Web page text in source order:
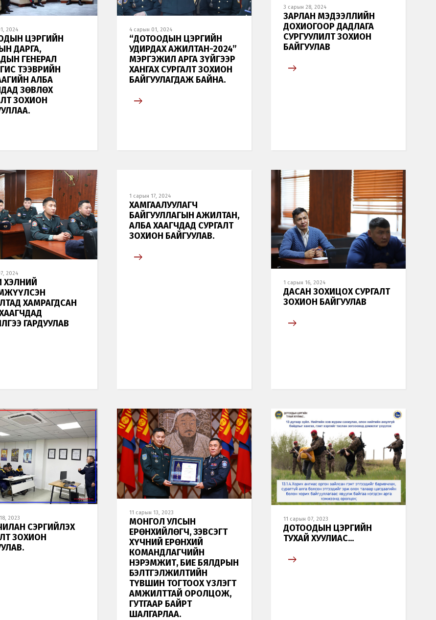
2024
ЦЭРГИЙН
ДАРГА,
ГЕНЕРАЛ
ТЭЭВРИЙН
АЛБА
ЗӨВЛӨХ
ЗОХИОН
4 сарын 01, 2024
“ДОТООДЫН ЦЭРГИЙН
УДИРДАХ АЖИЛТАН-2024”
МЭРГЭЖИЛ АРГА ЗҮЙГЭЭР
ХАНГАХ СУРГАЛТ ЗОХИОН
БАЙГУУЛАГДАЖ БАЙНА.
3 сарын 28, 2024
ЗАРЛАН МЭДЭЭЛЛИЙН
ДОХИОГООР ДАДЛАГА
СУРГУУЛИЛТ ЗОХИОН
БАЙГУУЛАВ
2024
ХЭЛНИЙ
ХАМРАГДСАН
ГАРДУУЛАВ
1 сарын 17, 2024
ХАМГААЛУУЛАГЧ
БАЙГУУЛЛАГЫН АЖИЛТАН,
АЛБА ХААГЧДАД СУРГАЛТ
ЗОХИОН БАЙГУУЛАВ.
1 сарын 16, 2024
ДАСАН ЗОХИЦОХ СУРГАЛТ
ЗОХИОН БАЙГУУЛАВ
2023
СЭРГИЙЛЭХ
ЗОХИОН
11 сарын 13, 2023
МОНГОЛ УЛСЫН
ЕРӨНХИЙЛӨГЧ, ЗЭВСЭГТ
ХҮЧНИЙ ЕРӨНХИЙ
КОМАНДЛАГЧИЙН
НЭРЭМЖИТ, БИЕ БЯЛДРЫН
БЭЛТГЭЛЖИЛТИЙН
ТҮВШИН ТОГТООХ ҮЗЛЭГТ
АМЖИЛТТАЙ ОРОЛЦОЖ,
ГУТГААР БАЙРТ
ШАЛГАРЛАА.
11 сарын 07, 2023
ДОТООДЫН ЦЭРГИЙН
ТУХАЙ ХУУЛИАС...